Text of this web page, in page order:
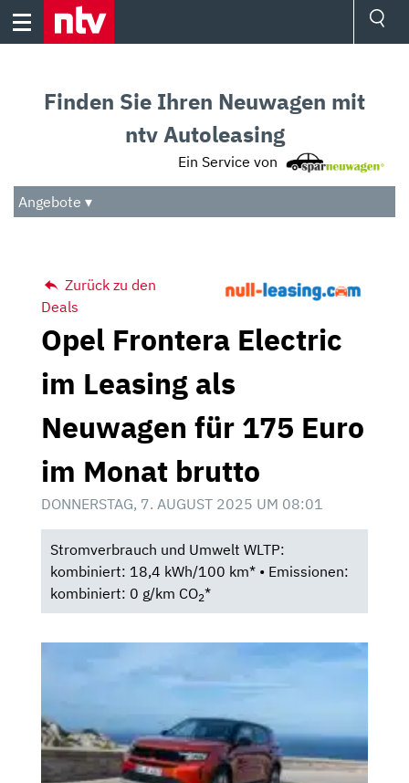
Skip
Audio
Das Beste
Finden Sie Ihren Neuwagen mit
ntv Autoleasing
Ein Service von
Angebote ▾
Zurück zu den
Deals
Opel Frontera Electric
im Leasing als
Neuwagen für 175 Euro
im Monat brutto
DONNERSTAG, 7. AUGUST 2025 UM 08:01
Stromverbrauch und Umwelt WLTP:
kombiniert: 18,4 kWh/100 km* • Emissionen:
kombiniert: 0 g/km CO2*